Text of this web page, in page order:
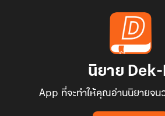
นิยาย Dek-
App ที่จะทำให้คุณอ่านนิยายจน